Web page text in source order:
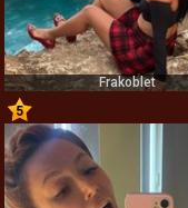
Frakoblet
5
65